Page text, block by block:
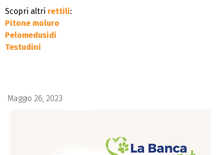
Scopri altri rettili:
Pitone moluro
Pelomedusidi
Testudini
Maggio 26, 2023